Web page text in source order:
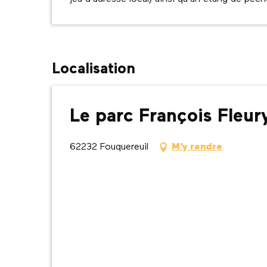
Localisation
Le parc François
62232 Fouquereuil M'y rendre